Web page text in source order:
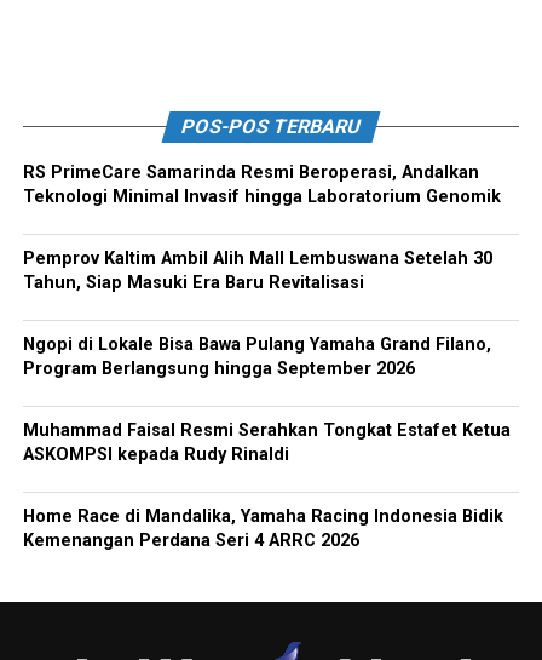
POS-POS TERBARU
RS PrimeCare Samarinda Resmi Beroperasi, Andalkan
Teknologi Minimal Invasif hingga Laboratorium Genomik
Pemprov Kaltim Ambil Alih Mall Lembuswana Setelah 30
Tahun, Siap Masuki Era Baru Revitalisasi
Ngopi di Lokale Bisa Bawa Pulang Yamaha Grand Filano,
Program Berlangsung hingga September 2026
Muhammad Faisal Resmi Serahkan Tongkat Estafet Ketua
ASKOMPSI kepada Rudy Rinaldi
Home Race di Mandalika, Yamaha Racing Indonesia Bidik
Kemenangan Perdana Seri 4 ARRC 2026